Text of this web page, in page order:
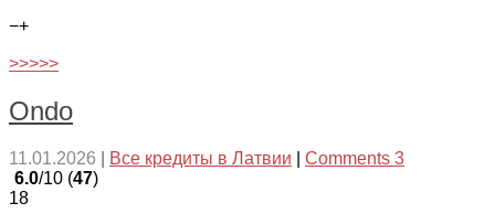
−+
>>>>>
Ondo
11.01.2026 Все кредиты в Латвии
Comments 3
6.0/10 (47)
18